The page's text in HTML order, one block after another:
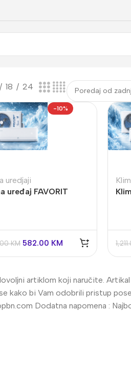
18 24
-10%
uredjaji
uređaj FAVORIT
KM 582.00 KM
artiklom koji naručite.
kako bi Vam odobrili pristup
Dodatna napomena :